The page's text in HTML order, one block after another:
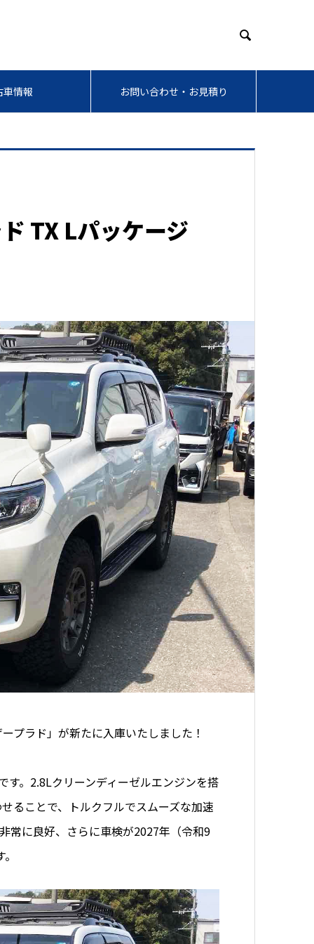

車情報 お問い合わせ・お見積り
TX Lパッケージ
プラド」が新たに入庫いたしました！
。2.8Lクリーンディーゼルエンジンを搭
ることで、トルクフルでスムーズな加速
常に良好、さらに車検が2027年（令和9